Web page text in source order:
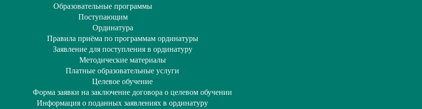
Образовательные программы
Поступающим
Ординатура
Правила приёма по программам ординатуры
Заявление для поступления в ординатуру
Методические материалы
Платные образовательные услуги
Целевое обучение
Форма заявки на заключение договора о целевом обучении
Информация о поданных заявлениях в ординатуру